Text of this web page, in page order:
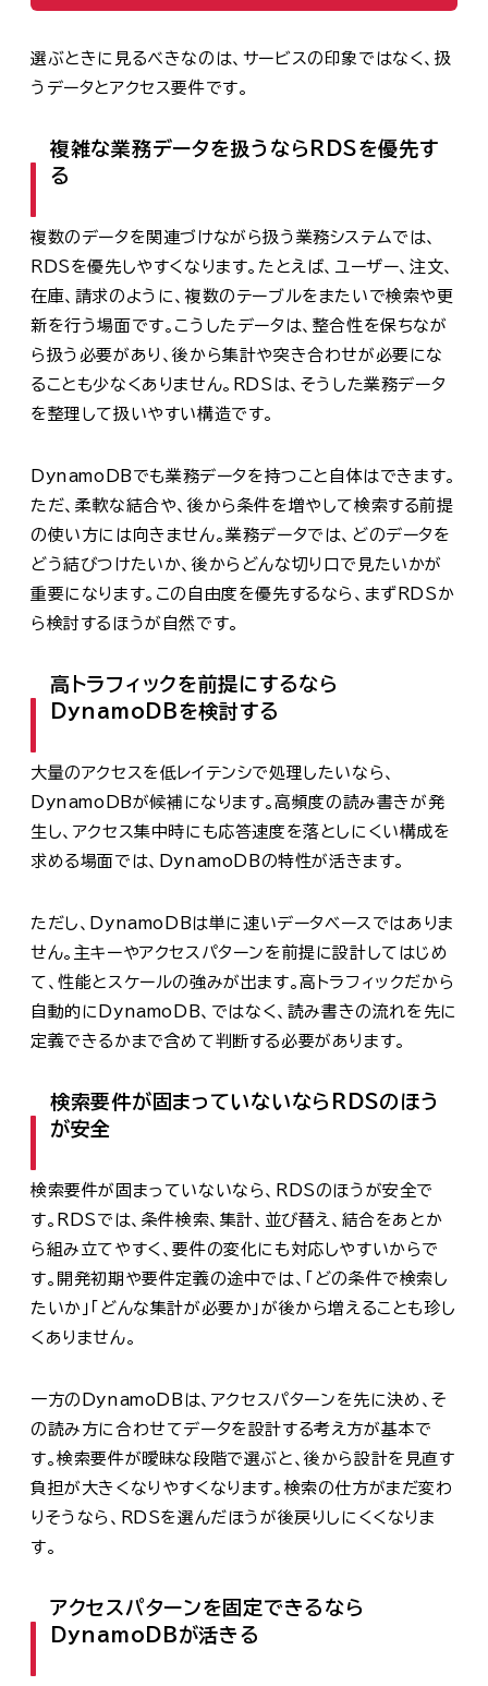
選ぶときに見るべきなのは、サービスの印象ではなく、扱
うデータとアクセス要件です。
複雑な業務データを扱うならRDSを優先す
る
複数のデータを関連づけながら扱う業務システムでは、
RDSを優先しやすくなります。たとえば、ユーザー、注文、
在庫、請求のように、複数のテーブルをまたいで検索や更
新を行う場面です。こうしたデータは、整合性を保ちなが
ら扱う必要があり、後から集計や突き合わせが必要にな
ることも少なくありません。RDSは、そうした業務データ
を整理して扱いやすい構造です。
DynamoDBでも業務データを持つこと自体はできます。
ただ、柔軟な結合や、後から条件を増やして検索する前提
の使い方には向きません。業務データでは、どのデータを
どう結びつけたいか、後からどんな切り口で見たいかが
重要になります。この自由度を優先するなら、まずRDSか
ら検討するほうが自然です。
高トラフィックを前提にするなら
DynamoDBを検討する
大量のアクセスを低レイテンシで処理したいなら、
DynamoDBが候補になります。高頻度の読み書きが発
生し、アクセス集中時にも応答速度を落としにくい構成を
求める場面では、DynamoDBの特性が活きます。
ただし、DynamoDBは単に速いデータベースではありま
せん。主キーやアクセスパターンを前提に設計してはじめ
て、性能とスケールの強みが出ます。高トラフィックだから
自動的にDynamoDB、ではなく、読み書きの流れを先に
定義できるかまで含めて判断する必要があります。
検索要件が固まっていないならRDSのほう
が安全
検索要件が固まっていないなら、RDSのほうが安全で
す。RDSでは、条件検索、集計、並び替え、結合をあとか
ら組み立てやすく、要件の変化にも対応しやすいからで
す。開発初期や要件定義の途中では、「どの条件で検索し
たいか」「どんな集計が必要か」が後から増えることも珍し
くありません。
一方のDynamoDBは、アクセスパターンを先に決め、そ
の読み方に合わせてデータを設計する考え方が基本で
す。検索要件が曖昧な段階で選ぶと、後から設計を見直す
負担が大きくなりやすくなります。検索の仕方がまだ変わ
りそうなら、RDSを選んだほうが後戻りしにくくなりま
す。
アクセスパターンを固定できるなら
DynamoDBが活きる